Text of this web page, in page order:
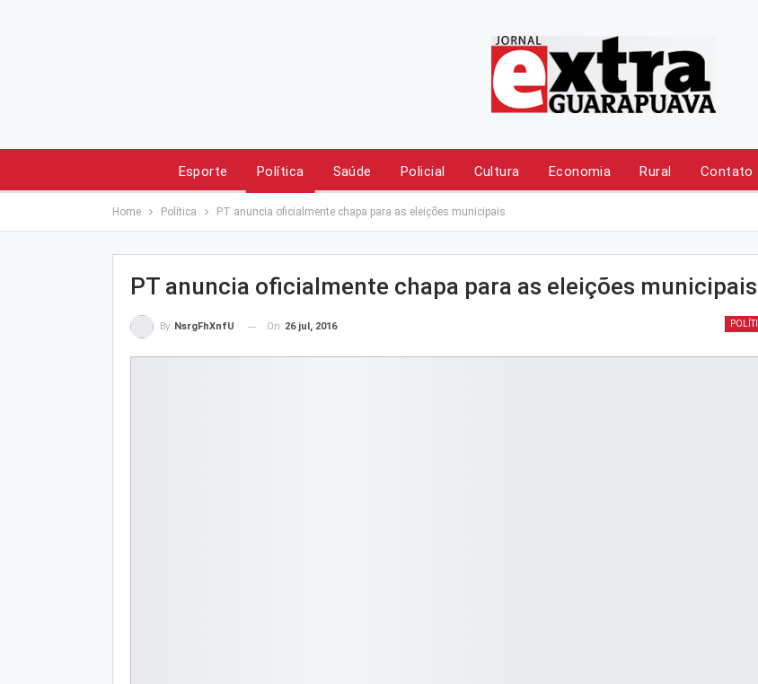
Esporte Política Saúde Policial Cultura Economia Rural Contato
Home Política PT anuncia oficialmente chapa para as eleições municipais
PT anuncia oficialmente chapa para as eleições municipais
By NsrgFhXnfU On 26 jul, 2016